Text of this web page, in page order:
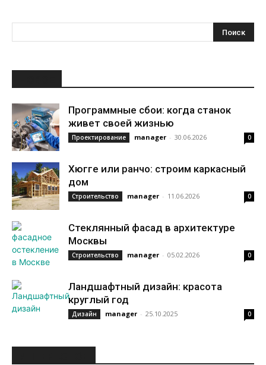
Программные сбои: когда станок
живет своей жизнью
Проектирование manager - 30.06.2026 0
Хюгге или ранчо: строим каркасный
дом
Строительство manager - 11.06.2026 0
Стеклянный фасад в архитектуре
Москвы
Строительство manager - 05.02.2026 0
Ландшафтный дизайн: красота
круглый год
Дизайн manager - 25.10.2025 0